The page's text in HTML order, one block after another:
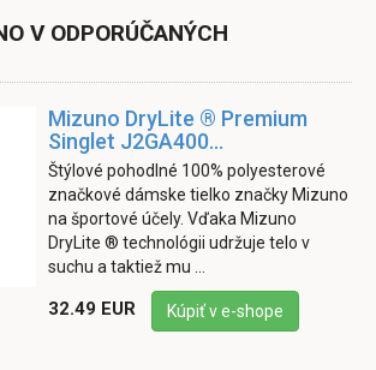
V ODPORÚČANÝCH
Mizuno DryLite ® Premium
Singlet J2GA400...
Štýlové pohodlné 100% polyesterové
značkové dámske tielko značky Mizuno
na športové účely. Vďaka Mizuno
DryLite ® technológii udržuje telo v
suchu a taktiež mu ...
32.49 EUR Kúpiť v e-shope